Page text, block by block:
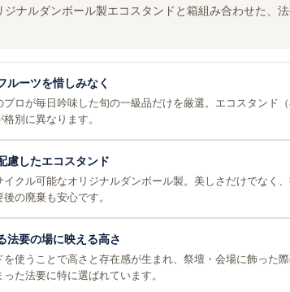
ジナルダンボール製エコスタンドと箱組み合わせた、
ルーツを惜しみなく
プロが毎日吟味した旬の一級品だけを厳選。エコスタンド
別に異なります。
慮したエコスタンド
イクル可能なオリジナルダンボール製。美しさだけでなく
後の廃棄も安心です。
法要の場に映える高さ
を使うことで高さと存在感が生まれ、祭壇・会場に飾った
った法要に特に選ばれています。